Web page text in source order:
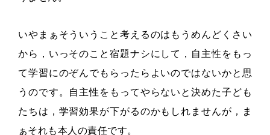
いやまぁそういうこと考えるのはもうめんどくさい
から，いっそのこと宿題ナシにして，自主性をもっ
て学習にのぞんでもらったらよいのではないかと思
うのです。自主性をもってやらないと決めた子ども
たちは，学習効果が下がるのかもしれませんが，ま
ぁそれも本人の責任です。